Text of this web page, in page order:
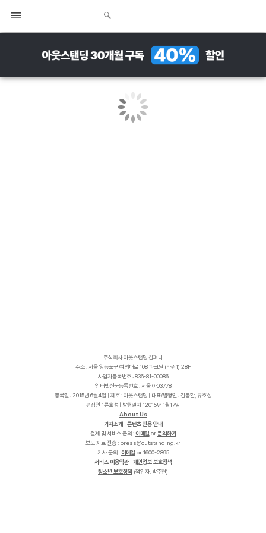
주식회사 아웃스탠딩 컴퍼니
주소 : 서울 영등포구 여의대로 108 파크원 (타워1) 28F
사업자등록번호 : 836-81-00086
인터넷신문등록번호 : 서울 아03778
등록일 : 2015년 6월4일 | 제호 : 아웃스탠딩 | 대표/발행인 : 김동환, 류호성
편집인 : 류호성 | 발행일자 : 2015년 1월17일
About Us
기자소개
콘텐츠 인용 안내
결제 및 서비스 문의 : 이메일 or문의하기
보도 자료 전송 :
r
k
.
g
n
i
d
n
a
t
s
t
u
o
@
s
s
e
r
p
기사 문의 : 이메일 or 1600-2895
서비스 이용약관| 개인정보 보호정책
청소년 보호정책 (책임자: 박주현)